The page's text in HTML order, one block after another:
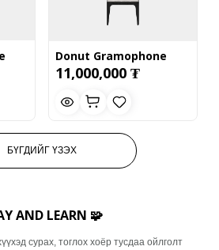
Donut Gramophone
(Beige + Black Bugle)
11,000,000 ₮
БҮГДИЙГ ҮЗЭХ
AND LEARN 🧩
сурах, тоглох хоёр тусдаа ойлголт